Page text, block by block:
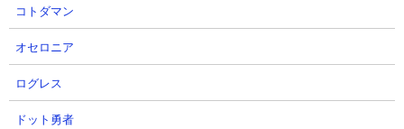
腕を振ると前よりすばやくなった気がする
たまにエイリアンの攻撃を無効化する
【入手方法】
パックマンコラボイベントガチャ
コトダマン
オセロニア
ログレス
ドット勇者